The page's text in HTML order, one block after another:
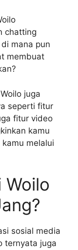
chatting
mana pun
membuat
juga
seperti fitur
fitur video
kamu
melalui
Woilo
sosial media
ternyata juga